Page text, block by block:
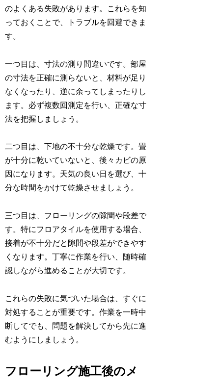
のよくある失敗があります。これらを知
っておくことで、トラブルを回避できま
す。
一つ目は、寸法の測り間違いです。部屋
の寸法を正確に測らないと、材料が足り
なくなったり、逆に余ってしまったりし
ます。必ず複数回測定を行い、正確な寸
法を把握しましょう。
二つ目は、下地の不十分な乾燥です。畳
が十分に乾いていないと、後々カビの原
因になります。天気の良い日を選び、十
分な時間をかけて乾燥させましょう。
三つ目は、フローリングの隙間や段差で
す。特にフロアタイルを使用する場合、
接着が不十分だと隙間や段差ができやす
くなります。丁寧に作業を行い、随時確
認しながら進めることが大切です。
これらの失敗に気づいた場合は、すぐに
対処することが重要です。作業を一時中
断してでも、問題を解決してから先に進
むようにしましょう。
フローリング施工後のメ